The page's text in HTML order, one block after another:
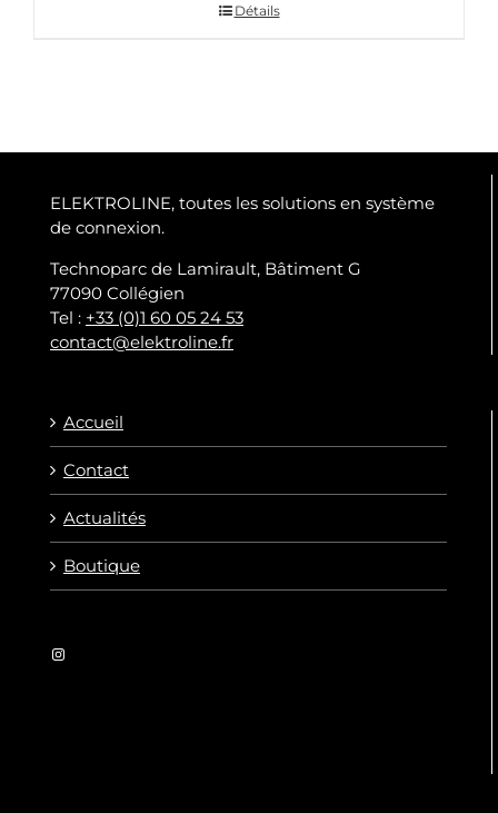
Détails
ELEKTROLINE, toutes les solutions en système
de connexion.
Technoparc de Lamirault, Bâtiment G
77090 Collégien
Tel : +33 (0)1 60 05 24 53
contact@elektroline.fr
Accueil
Contact
Actualités
Boutique